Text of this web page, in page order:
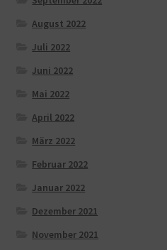
August 2022
Juli 2022
Juni 2022
Mai 2022
April 2022
März 2022
Februar 2022
Januar 2022
Dezember 2021
November 2021